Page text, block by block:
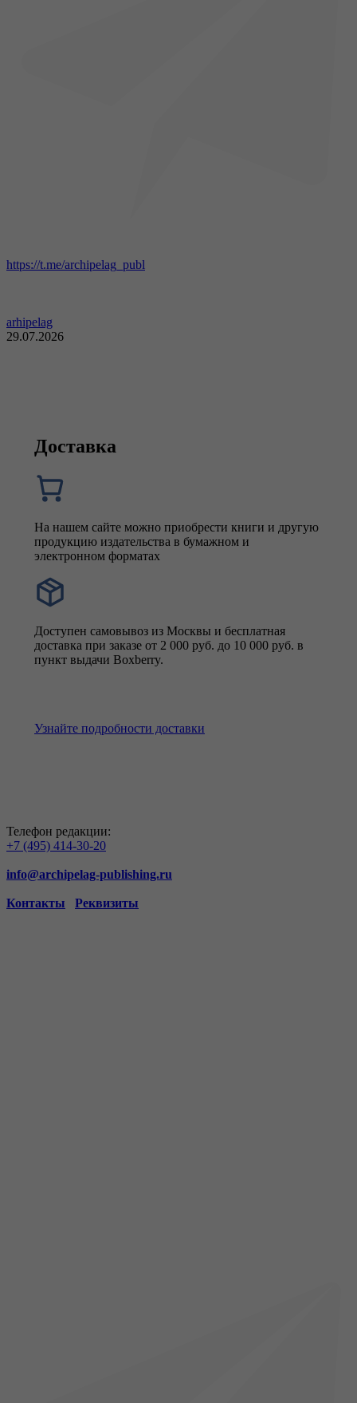
https://t.me/archipelag_publ
arhipelag
29.07.2026
Доставка
На нашем сайте можно приобрести книги и другую
продукцию издательства в бумажном и
электронном форматах
Доступен самовывоз из Москвы и бесплатная
доставка при заказе от 2 000 руб. до 10 000 руб. в
пункт выдачи Boxberry.
Узнайте подробности доставки
Телефон редакции:
+7 (495) 414-30-20
info@archipelag-publishing.ru
Контакты Реквизиты